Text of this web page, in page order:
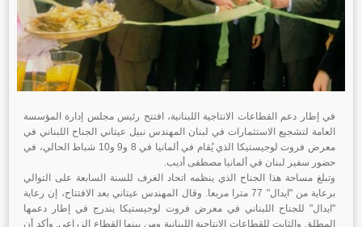
في إطار دعم القطاعات الانتاجية اللبنانية، افتتح رئيس مجلس إدارة المؤسسة
العامة لتشجيع الاستثمارات في لبنان المهندس نبيل عيتاني الجناح اللبناني في
معرض فروت لوجيستيكا الذي
يُقام في ألمانيا في 8 و9 و10 شباط الحالي، في
حضور سفير لبنان في ألمانيا مصطفى أديب.
وتبلغ مساحة هذا الجناح الذي ينظمه اتحاد الغرف للسنة السابعة على التوالي
برعاية من "ايدال" 77 مترا مربعا. وقال المهندس عيتاني بعد الافتتاح، إن رعاية
"ايدال" للجناح اللبناني في معرض فروت لوجيستيكا يندرج في إطار دعمها
المطلق والثابت للقطاعات الانتاجية اللبنانية ومن بينها القطاع الزراعي. وأكد أن